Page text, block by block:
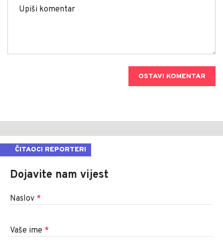
OSTAVI KOMENTAR
ČITAOCI REPORTERI
Dojavite nam vijest
Naslov *
Vaše ime *